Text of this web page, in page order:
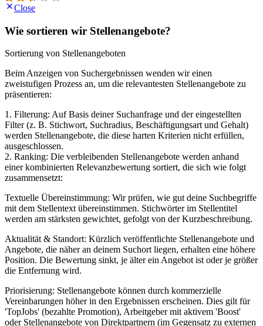
Close
Wie sortieren wir Stellenangebote?
Sortierung von Stellenangeboten
Beim Anzeigen von Suchergebnissen wenden wir einen
zweistufigen Prozess an, um die relevantesten Stellenangebote zu
präsentieren:
1. Filterung: Auf Basis deiner Suchanfrage und der eingestellten
Filter (z. B. Stichwort, Suchradius, Beschäftigungsart und Gehalt)
werden Stellenangebote, die diese harten Kriterien nicht erfüllen,
ausgeschlossen.
2. Ranking: Die verbleibenden Stellenangebote werden anhand
einer kombinierten Relevanzbewertung sortiert, die sich wie folgt
zusammensetzt:
Textuelle Übereinstimmung: Wir prüfen, wie gut deine Suchbegriffe
mit dem Stellentext übereinstimmen. Stichwörter im Stellentitel
werden am stärksten gewichtet, gefolgt von der Kurzbeschreibung.
Aktualität & Standort: Kürzlich veröffentlichte Stellenangebote und
Angebote, die näher an deinem Suchort liegen, erhalten eine höhere
Position. Die Bewertung sinkt, je älter ein Angebot ist oder je größer
die Entfernung wird.
Priorisierung: Stellenangebote können durch kommerzielle
Vereinbarungen höher in den Ergebnissen erscheinen. Dies gilt für
'TopJobs' (bezahlte Promotion), Arbeitgeber mit aktivem 'Boost'
oder Stellenangebote von Direktpartnern (im Gegensatz zu externen